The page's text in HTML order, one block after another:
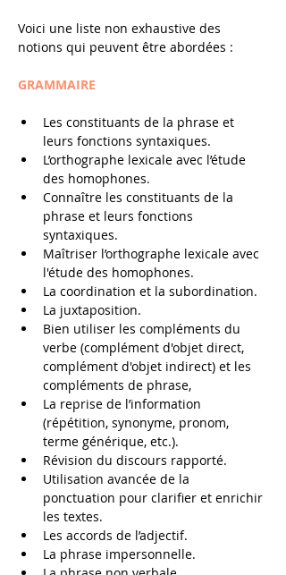
Voici une liste non exhaustive des
notions qui peuvent être abordées :
GRAMMAIRE
Les constituants de la phrase et
leurs fonctions syntaxiques.
L’orthographe lexicale avec l’étude
des homophones.
Connaître les constituants de la
phrase et leurs fonctions
syntaxiques.
Maîtriser l’orthographe lexicale avec
l'étude des homophones.
La coordination et la subordination.
La juxtaposition.
Bien utiliser les compléments du
verbe (complément d'objet direct,
complément d'objet indirect) et les
compléments de phrase,
La reprise de l’information
(répétition, synonyme, pronom,
terme générique, etc.).
Révision du discours rapporté.
Utilisation avancée de la
ponctuation pour clarifier et enrichir
les textes.
Les accords de l’adjectif.
La phrase impersonnelle.